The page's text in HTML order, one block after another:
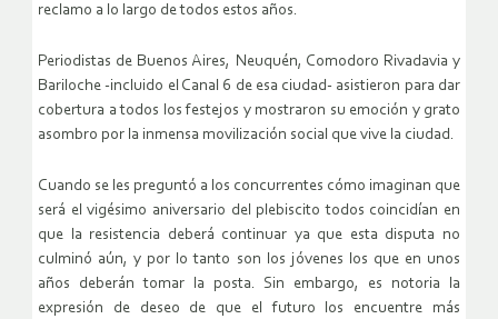
reclamo a lo largo de todos estos años.
Periodistas de Buenos Aires, Neuquén, Comodoro Rivadavia y
Bariloche -incluido el Canal 6 de esa ciudad- asistieron para dar
cobertura a todos los festejos y mostraron su emoción y grato
asombro por la inmensa movilización social que vive la ciudad.
Cuando se les preguntó a los concurrentes cómo imaginan que
será el vigésimo aniversario del plebiscito todos coincidían en
que la resistencia deberá continuar ya que esta disputa no
culminó aún, y por lo tanto son los jóvenes los que en unos
años deberán tomar la posta. Sin embargo, es notoria la
expresión de deseo de que el futuro los encuentre más